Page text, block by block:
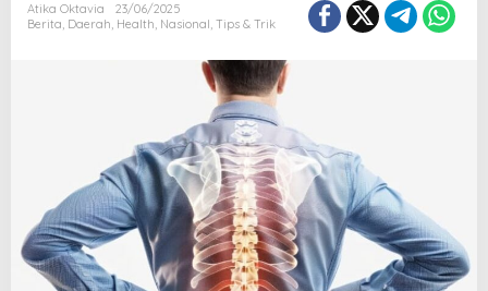
Atika Oktavia
23/06/2025
Berita, Daerah, Health, Nasional, Tips & Trik